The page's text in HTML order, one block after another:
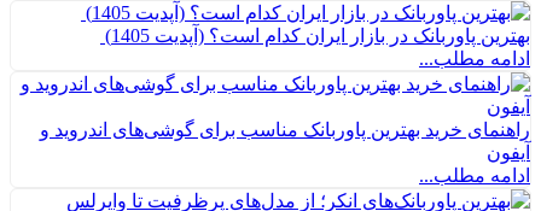
بهترین پاوربانک در بازار ایران کدام است؟ (آپدیت 1405)
ادامه مطلب...
راهنمای خرید بهترین پاوربانک مناسب برای گوشی‌های اندروید و
آیفون
ادامه مطلب...